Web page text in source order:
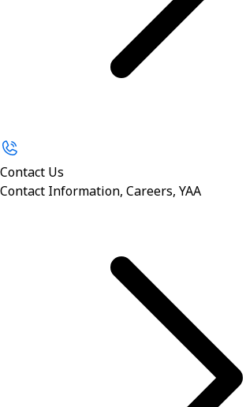
Contact Us
Contact Information, Careers, YAA